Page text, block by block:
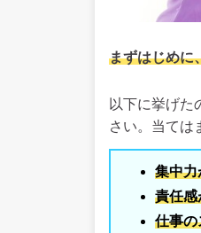
まずはじめに
以下に挙げた
さい。当ては
集中力
責任感
仕事の